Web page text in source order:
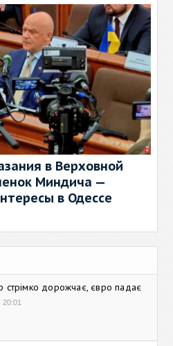
в Верховной
Миндича —
в Одессе
стрімко дорожчає, євро падає